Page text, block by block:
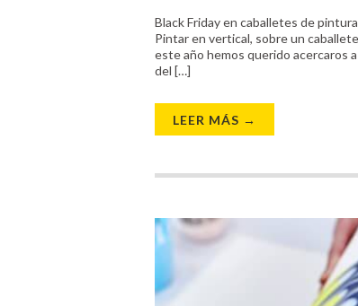
Black Friday en caballetes de
Pintar en vertical, sobre un
este año hemos querido acercaros
del […]
LEER MÁS →